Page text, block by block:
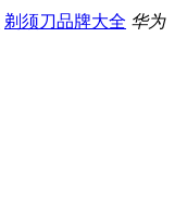
剃须刀品牌大全 华为